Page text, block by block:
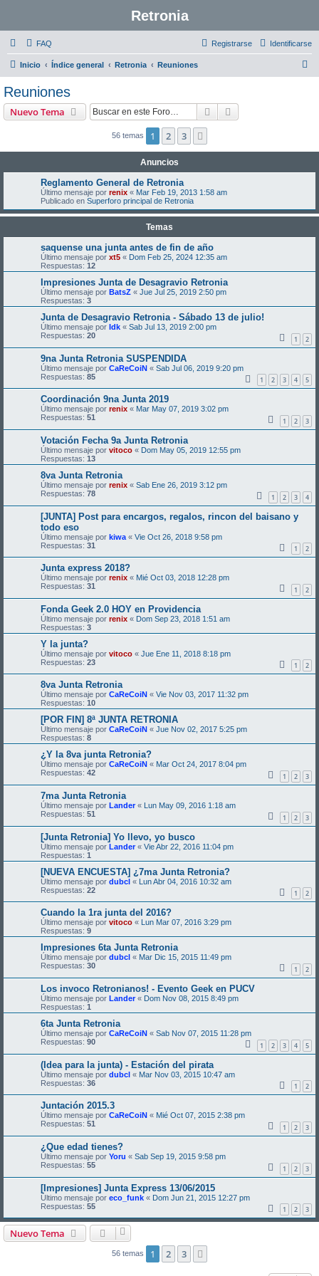
Retronia
FAQ Identificarse
Registrarse
Inicio Índice general Retronia Reuniones
Reuniones
Nuevo Tema Buscar
56 temas 1 2 3
Anuncios
Reglamento General de Retronia
Último mensaje por renix « Mar Feb 19, 2013 1:58 am
Publicado en Superforo principal de Retronia
Temas
saquense una junta antes de fin de año
Último mensaje por xt5 « Dom Feb 25, 2024 12:35 am
Respuestas: 12
Impresiones Junta de Desagravio Retronia
Último mensaje por BatsZ « Jue Jul 25, 2019 2:50 pm
Respuestas: 3
Junta de Desagravio Retronia - Sábado 13 de julio!
Último mensaje por Idk « Sab Jul 13, 2019 2:00 pm
Respuestas: 20 1 2
9na Junta Retronia SUSPENDIDA
Último mensaje por CaReCoiN « Sab Jul 06, 2019 9:20 pm
Respuestas: 85 1 2 3 4 5
Coordinación 9na Junta 2019
Último mensaje por renix « Mar May 07, 2019 3:02 pm
Respuestas: 51 1 2 3
Votación Fecha 9a Junta Retronia
Último mensaje por vitoco « Dom May 05, 2019 12:55 pm
Respuestas: 13
8va Junta Retronia
Último mensaje por renix « Sab Ene 26, 2019 3:12 pm
Respuestas: 78 1 2 3 4
[JUNTA] Post para encargos, regalos, rincon del baisano y
todo eso
Último mensaje por kiwa « Vie Oct 26, 2018 9:58 pm
Respuestas: 31 1 2
Junta express 2018?
Último mensaje por renix « Mié Oct 03, 2018 12:28 pm
Respuestas: 31 1 2
Fonda Geek 2.0 HOY en Providencia
Último mensaje por renix « Dom Sep 23, 2018 1:51 am
Respuestas: 3
Y la junta?
Último mensaje por vitoco « Jue Ene 11, 2018 8:18 pm
Respuestas: 23 1 2
8va Junta Retronia
Último mensaje por CaReCoiN « Vie Nov 03, 2017 11:32 pm
Respuestas: 10
[POR FIN] 8ª JUNTA RETRONIA
Último mensaje por CaReCoiN « Jue Nov 02, 2017 5:25 pm
Respuestas: 8
¿Y la 8va junta Retronia?
Último mensaje por CaReCoiN « Mar Oct 24, 2017 8:04 pm
Respuestas: 42 1 2 3
7ma Junta Retronia
Último mensaje por Lander« Lun May 09, 2016 1:18 am
Respuestas: 51 1 2 3
[Junta Retronia] Yo llevo, yo busco
Último mensaje por Lander« Vie Abr 22, 2016 11:04 pm
Respuestas: 1
[NUEVA ENCUESTA] ¿7ma Junta Retronia?
Último mensaje por dubcl « Lun Abr 04, 2016 10:32 am
Respuestas: 22 1 2
Cuando la 1ra junta del 2016?
Último mensaje por vitoco « Lun Mar 07, 2016 3:29 pm
Respuestas: 9
Impresiones 6ta Junta Retronia
Último mensaje por dubcl « Mar Dic 15, 2015 11:49 pm
Respuestas: 30 1 2
Los invoco Retronianos! - Evento Geek en PUCV
Último mensaje por Lander« Dom Nov 08, 2015 8:49 pm
Respuestas: 1
6ta Junta Retronia
Último mensaje por CaReCoiN « Sab Nov 07, 2015 11:28 pm
Respuestas: 90 1 2 3 4 5
(Idea para la junta) - Estación del pirata
Último mensaje por dubcl « Mar Nov 03, 2015 10:47 am
Respuestas: 36 1 2
Juntación 2015.3
Último mensaje por CaReCoiN « Mié Oct 07, 2015 2:38 pm
Respuestas: 51 1 2 3
¿Que edad tienes?
Último mensaje por Yoru « Sab Sep 19, 2015 9:58 pm
Respuestas: 55 1 2 3
[Impresiones] Junta Express 13/06/2015
Último mensaje por eco_funk « Dom Jun 21, 2015 12:27 pm
Respuestas: 55 1 2 3
Nuevo Tema
56 temas 1 2 3